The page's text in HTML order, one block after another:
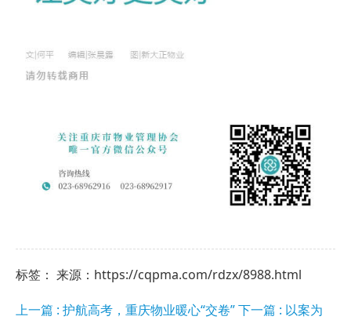
标签： 来源：https://cqpma.com/rdzx/8988.html
上一篇 : 护航高考，重庆物业暖心“交卷”下一篇 : 以案为